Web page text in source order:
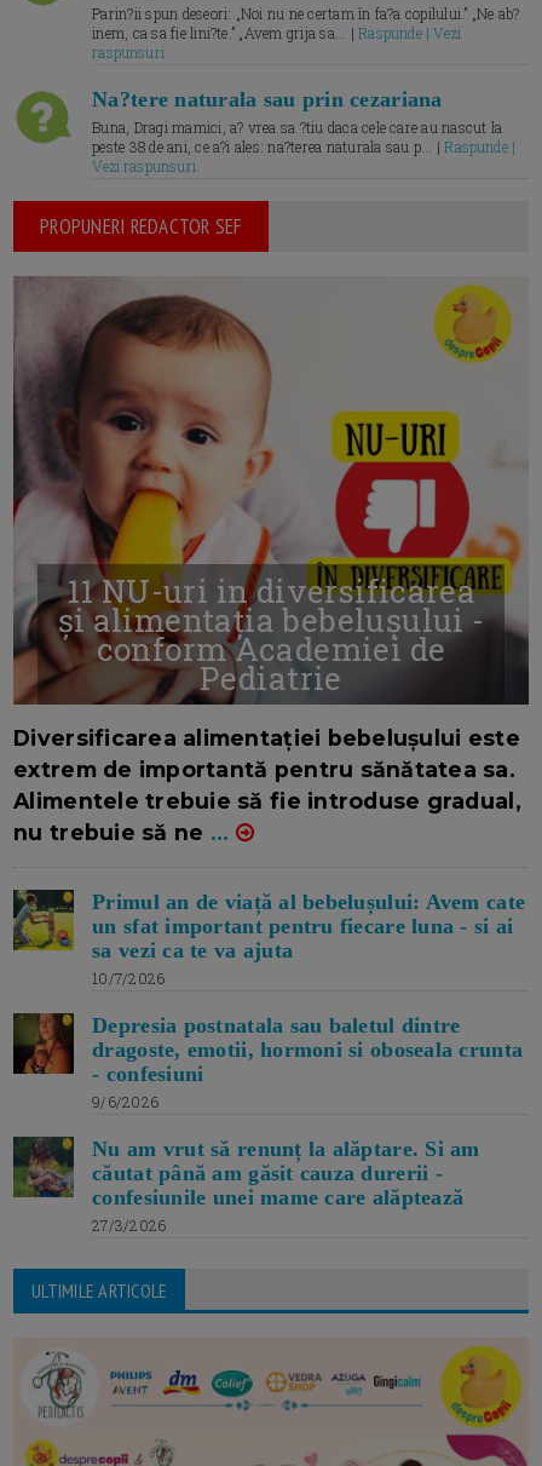
Parin?ii spun deseori: „Noi nu ne certam în fa?a copilului.” „Ne ab?
inem, ca sa fie lini?te.” „Avem grija sa... |Raspunde | Vezi
raspunsuri
Na?tere naturala sau prin cezariana
Buna, Dragi mamici, a? vrea sa ?tiu daca cele care au nascut la
peste 38 de ani, ce a?i ales: na?terea naturala sau p... |Raspunde |
Vezi raspunsuri
PROPUNERI REDACTOR SEF
11 NU-uri in diversificarea
și alimentația bebelușului -
conform Academiei de
Pediatrie
Diversificarea alimentației bebelușului este
extrem de importantă pentru sănătatea sa.
Alimentele trebuie să fie introduse gradual,
nu trebuie să ne ...
Primul an de viață al bebelușului: Avem cate
un sfat important pentru fiecare luna - si ai
sa vezi ca te va ajuta
10/7/2026
Depresia postnatala sau baletul dintre
dragoste, emotii, hormoni si oboseala crunta
- confesiuni
9/6/2026
Nu am vrut să renunț la alăptare. Si am
căutat până am găsit cauza durerii -
confesiunile unei mame care alăptează
27/3/2026
ULTIMILE ARTICOLE